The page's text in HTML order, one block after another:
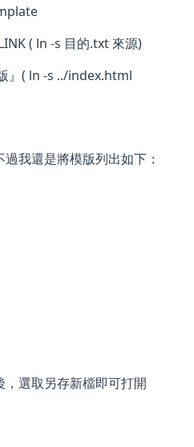
( ln -s 目的.txt 來源)
』( ln -s ../index.html
我還是將模版列出如下：
選取另存新檔即可打開